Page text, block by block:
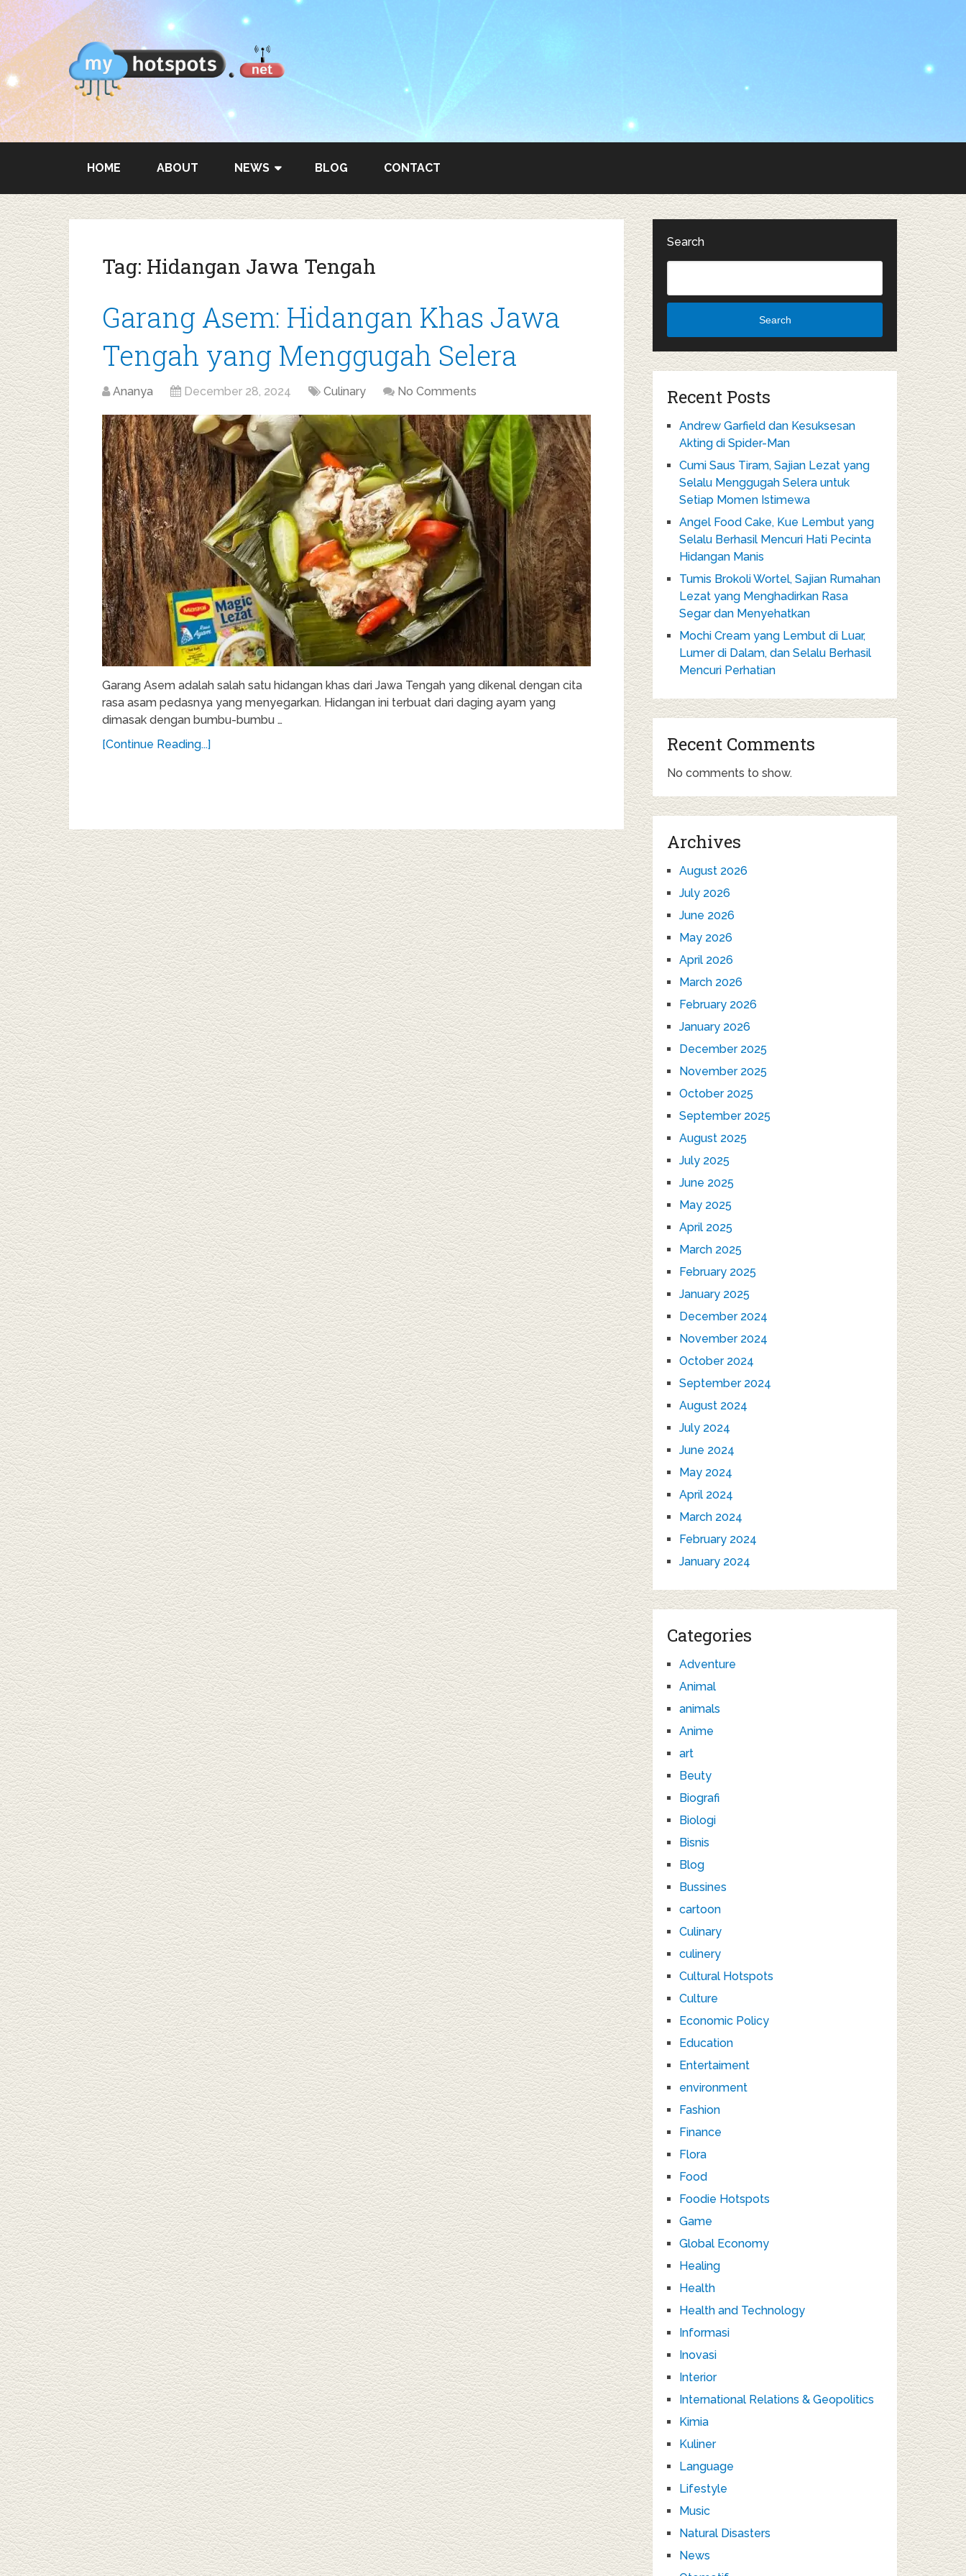
HOME ABOUT NEWS BLOG CONTACT
Tag: Hidangan Jawa Tengah
Garang Asem: Hidangan Khas Jawa
Tengah yang Menggugah Selera
Ananya December 28, 2024 Culinary No Comments
Garang Asem adalah salah satu hidangan khas dari Jawa Tengah yang dikenal dengan cita
rasa asam pedasnya yang menyegarkan. Hidangan ini terbuat dari daging ayam yang
dimasak dengan bumbu-bumbu …
[Continue Reading...]
Search
Search
Recent Posts
Andrew Garfield dan Kesuksesan
Akting di Spider-Man
Cumi Saus Tiram, Sajian Lezat yang
Selalu Menggugah Selera untuk
Setiap Momen Istimewa
Angel Food Cake, Kue Lembut yang
Selalu Berhasil Mencuri Hati Pecinta
Hidangan Manis
Tumis Brokoli Wortel, Sajian Rumahan
Lezat yang Menghadirkan Rasa
Segar dan Menyehatkan
Mochi Cream yang Lembut di Luar,
Lumer di Dalam, dan Selalu Berhasil
Mencuri Perhatian
Recent Comments
No comments to show.
Archives
August 2026
July 2026
June 2026
May 2026
April 2026
March 2026
February 2026
January 2026
December 2025
November 2025
October 2025
September 2025
August 2025
July 2025
June 2025
May 2025
April 2025
March 2025
February 2025
January 2025
December 2024
November 2024
October 2024
September 2024
August 2024
July 2024
June 2024
May 2024
April 2024
March 2024
February 2024
January 2024
Categories
Adventure
Animal
animals
Anime
art
Beuty
Biografi
Biologi
Bisnis
Blog
Bussines
cartoon
Culinary
culinery
Cultural Hotspots
Culture
Economic Policy
Education
Entertaiment
environment
Fashion
Finance
Flora
Food
Foodie Hotspots
Game
Global Economy
Healing
Health
Health and Technology
Informasi
Inovasi
Interior
International Relations & Geopolitics
Kimia
Kuliner
Language
Lifestyle
Music
Natural Disasters
News